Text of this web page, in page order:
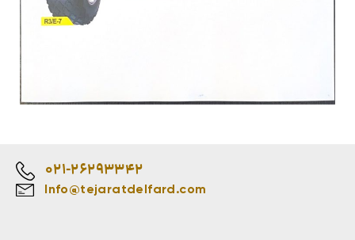
021-26293342
Info@tejaratdelfard.com